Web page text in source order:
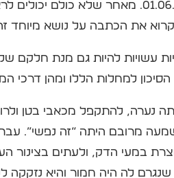
כתבה שהתפרסמה באתר “הארץ” ב- 01.06.2014.
את הכתבה על נושא מיוחד
עשויות להיות גם מנת חלקם
למחלות הללו ומהן דרכי
נערה, להתקפל מכאבי בטן
מרובם היתה “זה נפשי”.
במעי הדק, ולעתים בצינור
לה היה חמור והיא נזקקה